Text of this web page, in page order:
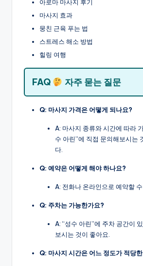
아로마 마사지 후기
마사지 효과
뭉친 근육 푸는 법
스트레스 해소 방법
힐링 여행
FAQ 자주 묻는 질문
Q: 마사지 가격은 어떻게 되나요?
A: 마사지 종류와 시간에 따라
수 아린”에 직접 문의해보시는
다.
Q: 예약은 어떻게 해야 하나요?
A: 전화나 온라인으로 예약할 수
Q: 주차는 가능한가요?
A: “성수 아린”에 주차 공간이
보시는 것이 좋아요.
Q: 마사지 시간은 어느 정도가 적당